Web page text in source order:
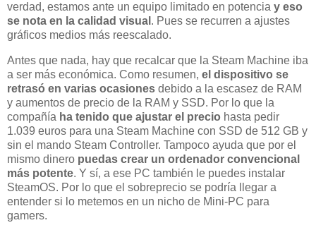
verdad, estamos ante un equipo limitado en potencia y eso
se nota en la calidad visual . Pues se recurren a ajustes
gráficos medios más reescalado.
Antes que nada, hay que recalcar que la Steam Machine iba
a ser más económica. Como resumen, el dispositivo se
retrasó en varias ocasiones debido a la escasez de RAM
y aumentos de precio de la RAM y SSD. Por lo que la
compañía ha tenido que ajustar el precio hasta pedir
1.039 euros para una Steam Machine con SSD de 512 GB y
sin el mando Steam Controller. Tampoco ayuda que por el
mismo dinero puedas crear un ordenador convencional
más potente. Y sí, a ese PC también le puedes instalar
SteamOS. Por lo que el sobreprecio se podría llegar a
entender si lo metemos en un nicho de Mini-PC para
gamers.